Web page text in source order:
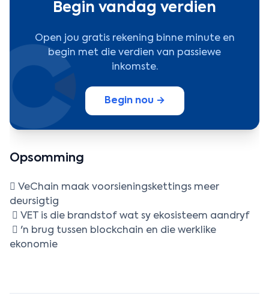
Begin vandag verdien
Open jou gratis rekening binne minute en
begin met die verdien van passiewe
inkomste.
Begin nou →
Opsomming
 VeChain maak voorsieningskettings meer
deursigtig
 VET is die brandstof wat sy ekosisteem aandryf
 'n brug tussen blockchain en die werklike
ekonomie